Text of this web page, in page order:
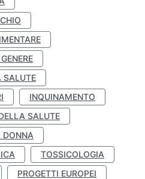
SALUTE
INQUINAMENTO
SALUTE
DONNA
TOSSICOLOGIA
PROGETTI EUROPEI